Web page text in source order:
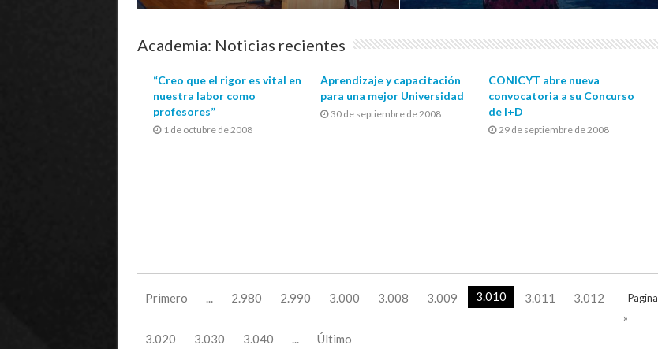
Academia: Noticias recientes
“Creo que el rigor es vital en
nuestra labor como
profesores”
1 de octubre de 2008
Aprendizaje y capacitación
para una mejor Universidad
30 de septiembre de 2008
CONICYT abre nueva
convocatoria a su Concurso
de I+D
29 de septiembre de 2008
Pagina
Primero 2.980 2.990 3.000 3.008 3.009 3.010 3.011
3.012
»
3.020
3.030 3.040 Último